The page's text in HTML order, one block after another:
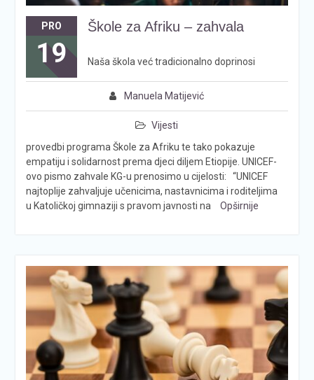
PRO
19
Škole za Afriku – zahvala
Manuela Matijević
Vijesti
Naša škola već tradicionalno doprinosi
provedbi programa Škole za Afriku te tako pokazuje
empatiju i solidarnost prema djeci diljem Etiopije. UNICEF-
ovo pismo zahvale KG-u prenosimo u cijelosti: “UNICEF
najtoplije zahvaljuje učenicima, nastavnicima i roditeljima
u Katoličkoj gimnaziji s pravom javnosti na
Opširnije